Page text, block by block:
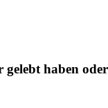
haben